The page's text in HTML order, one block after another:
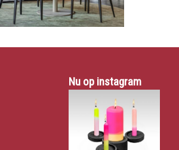
Nu op instagram